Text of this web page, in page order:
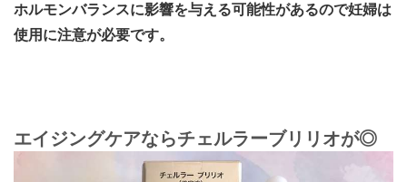
ホルモンバランスに影響を与える可能性があるので妊婦は
使用に注意が必要です。
エイジングケアならチェルラーブリリオが◎